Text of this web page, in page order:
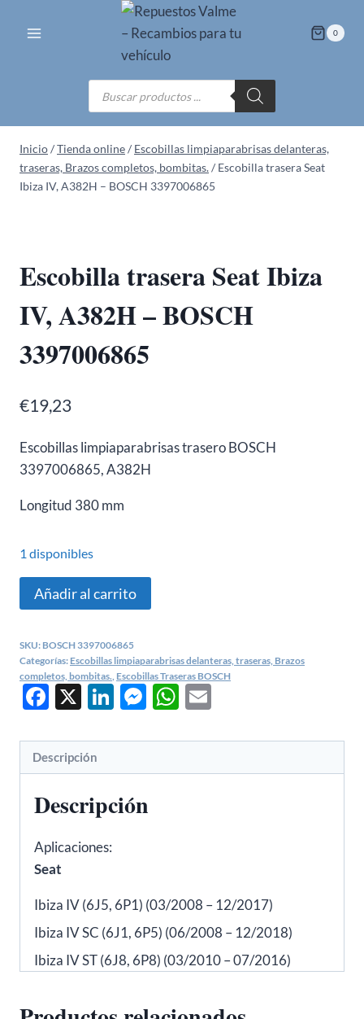
0
Búsqueda
de
productos
Inicio/Tienda online/ Escobillas limpiaparabrisas delanteras,
traseras, Brazos completos, bombitas./ Escobilla trasera Seat
Ibiza IV, A382H – BOSCH 3397006865
Escobilla trasera Seat Ibiza
IV, A382H – BOSCH
3397006865
€19,23
Escobillas limpiaparabrisas trasero BOSCH
3397006865, A382H
Longitud 380 mm
1 disponibles
Escobilla
trasera
Ibiza
IV,
A382H
BOSCH
3397006865
Añadir al carrito
SKU: BOSCH 3397006865
Categorías: Escobillas limpiaparabrisas delanteras, traseras, Brazos
completos, bombitas. Escobillas Traseras BOSCH
Facebook
X LinkedIn
Messenger
WhatsApp
Descripción
Descripción
Aplicaciones:
Seat
Ibiza IV (6J5, 6P1) (03/2008 – 12/2017)
Ibiza IV SC (6J1, 6P5) (06/2008 – 12/2018)
Ibiza IV ST (6J8, 6P8) (03/2010 – 07/2016)